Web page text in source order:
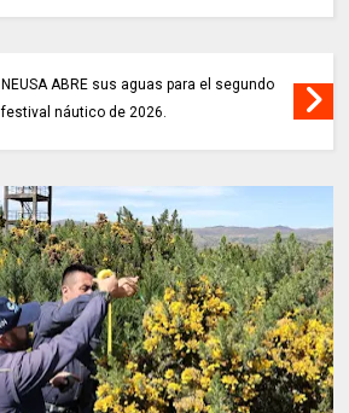
NEUSA ABRE sus aguas para el segundo
festival náutico de 2026.